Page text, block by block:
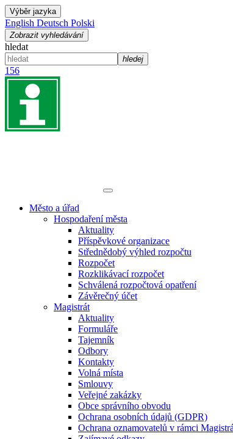
Výběr jazyka
English Deutsch Polski
Zobrazit vyhledávání
hledat
hledej
156
Město a úřad
Hospodaření města
Aktuality
Příspěvkové organizace
Střednědobý výhled rozpočtu
Rozpočet
Rozklikávací rozpočet
Schválená rozpočtová opatření
Závěrečný účet
Magistrát
Aktuality
Formuláře
Tajemník
Odbory
Kontakty
Volná místa
Smlouvy
Veřejné zakázky
Obce správního obvodu
Ochrana osobních údajů (GDPR)
Ochrana oznamovatelů v rámci